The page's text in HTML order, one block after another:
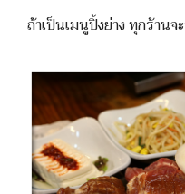
ถ้าเป็นเมนูปิ้งย่าง ทุกร้าน